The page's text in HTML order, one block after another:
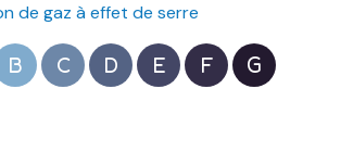
de gaz à effet de serre
B C D E F G